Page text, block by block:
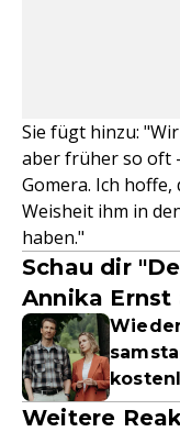
Sie fügt hinzu:
aber früher so oft
Gomera. Ich
Weisheit ihm in
haben."
Schau dir
Annika Ernst
Weitere